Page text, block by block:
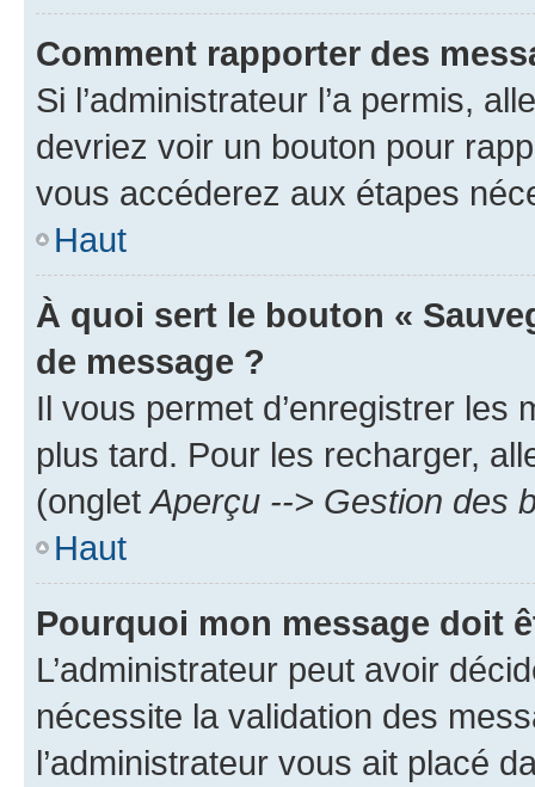
Comment rapporter des
Si l’administrateur l’a permis,
devriez voir un bouton pour
vous accéderez aux étapes
Haut
À quoi sert le bouton «
de message ?
Il vous permet d’enregistrer
plus tard. Pour les recharger,
(onglet Aperçu --> Gestion des
Haut
Pourquoi mon message doit
L’administrateur peut avoir
nécessite la validation des
l’administrateur vous ait placé